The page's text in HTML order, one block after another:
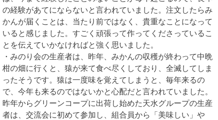
の経験があてにならないと言われていました。注文したらみ
かんが届くことは、当たり前ではなく、貴重なことになって
いると感じました。すごく頑張って作ってくださっているこ
とを伝えていかなければと強く思いました。
・みのり会の生産者は、昨年、みかんの収穫が終わって中晩
柑の畑に行くと、猿が来て食べ尽くしており、全滅してしま
ったそうです。猿は一度味を覚えてしまうと、毎年来るの
で、今年も来るのではないかと心配だと言われていました。
昨年からグリーンコープに出荷し始めた天水グループの生産
者は、交流会に初めて参加し、組合員から「美味しい」や